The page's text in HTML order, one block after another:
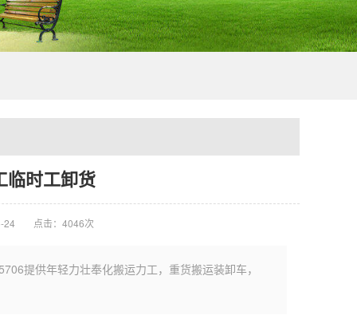
临时工卸货
24 点击：4046次
提供年轻力壮奉化搬运力工，重货搬运装卸车，